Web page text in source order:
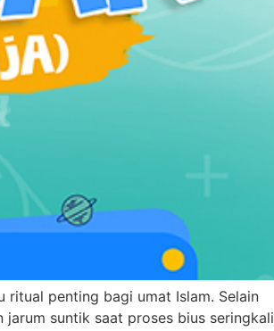
ritual penting bagi umat Islam. Selain
suntik saat proses bius seringkali